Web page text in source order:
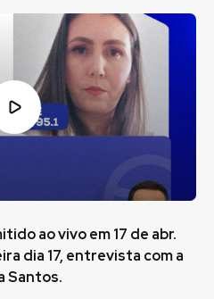
ao vivo em 17 de abr.
dia 17, entrevista com a
Santos.